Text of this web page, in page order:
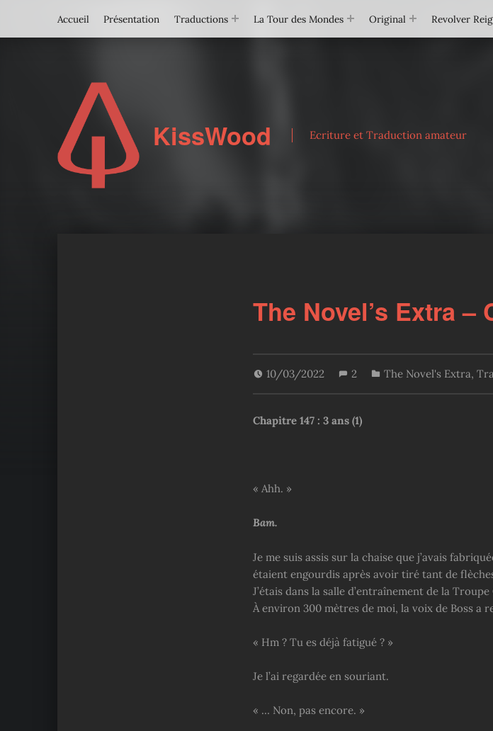
Accueil
Présentation Traductions La Tour des Mondes Original Revolver
KissWood Ecriture et Traduction amateur
The Novel’s Extra –
10/03/2022 2 The Novel's Extra,
Chapitre 147 : 3 ans (1)
« Ahh. »
Bam.
Je me suis assis sur la chaise que j’avais
étaient engourdis après avoir tiré tant de
J’étais dans la salle d’entraînement de la
À environ 300 mètres de moi, la voix de Boss a
« Hm ? Tu es déjà fatigué ? »
Je l’ai regardée en souriant.
« … Non, pas encore. »